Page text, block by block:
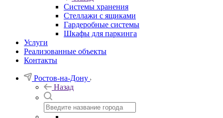
Системы хранения
Стеллажи с ящиками
Гардеробные системы
Шкафы для паркинга
Услуги
Реализованные объекты
Контакты
Ростов-на-Дону
Назад